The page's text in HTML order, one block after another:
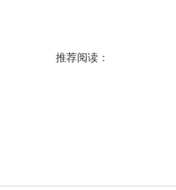
推荐阅读：